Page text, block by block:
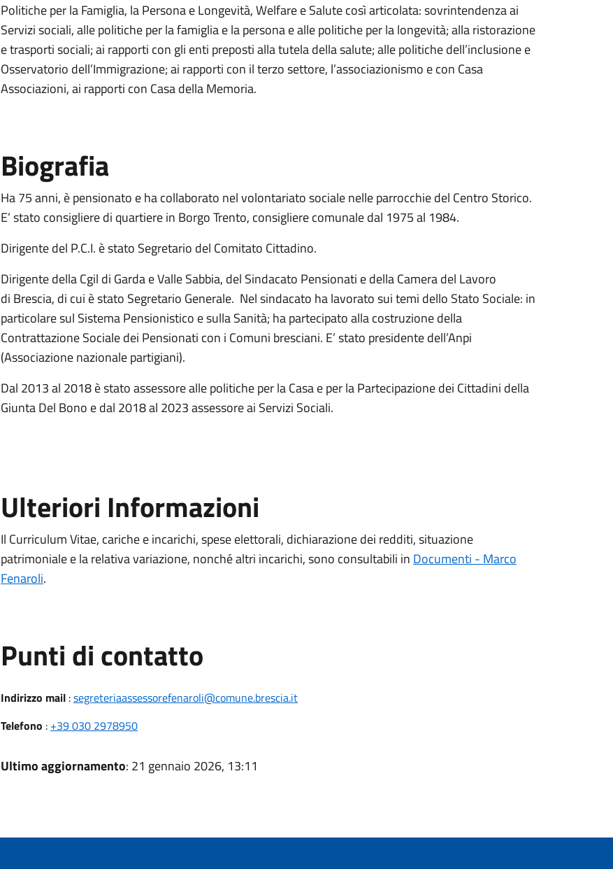
Politiche per la Famiglia, la Persona e Longevità, Welfare e Salute così articolata: sovrintendenza ai
Servizi sociali, alle politiche per la famiglia e la persona e alle politiche per la longevità; alla ristorazione
e trasporti sociali; ai rapporti con gli enti preposti alla tutela della salute; alle politiche dell’inclusione e
Osservatorio dell’Immigrazione; ai rapporti con il terzo settore, l’associazionismo e con Casa
Associazioni, ai rapporti con Casa della Memoria.
Biografia
​Ha 75 anni, è pensionato e ha collaborato nel volontariato sociale nelle parrocchie del Centro Storico.
E’ stato consigliere di quartiere in Borgo Trento, consigliere comunale dal 1975 al 1984.
Dirigente del P.C.I. è stato Segretario del Comitato Cittadino.
Dirigente della Cgil di Garda e Valle Sabbia, del Sindacato Pensionati e della Camera del Lavoro
di Brescia, di cui è stato Segretario Generale. Nel sindacato ha lavorato sui temi dello Stato Sociale: in
particolare sul Sistema Pensionistico e sulla Sanità; ha partecipato alla costruzione della
Contrattazione Sociale dei Pensionati con i Comuni bresciani. E’ stato presidente dell’Anpi
(Associazione nazionale partigiani).
Dal 2013 al 2018 è stato assessore alle politiche per la Casa e per la Partecipazione dei Cittadini della
Giunta Del Bono e dal 2018 al 2023 assessore ai Servizi Sociali.
Ulteriori Informazioni
Il Curriculum Vitae, cariche e incarichi, spese elettorali, dichiarazione dei redditi, situazione
patrimoniale e la relativa variazione, nonché altri incarichi, sono consultabili in Documenti - Marco
Fenaroli.
Punti di contatto
Indirizzo mail:segreteriaassessorefenaroli@comune.brescia.it
Telefono : +39 030 2978950
Ultimo aggiornamento: 21 gennaio 2026, 13:11